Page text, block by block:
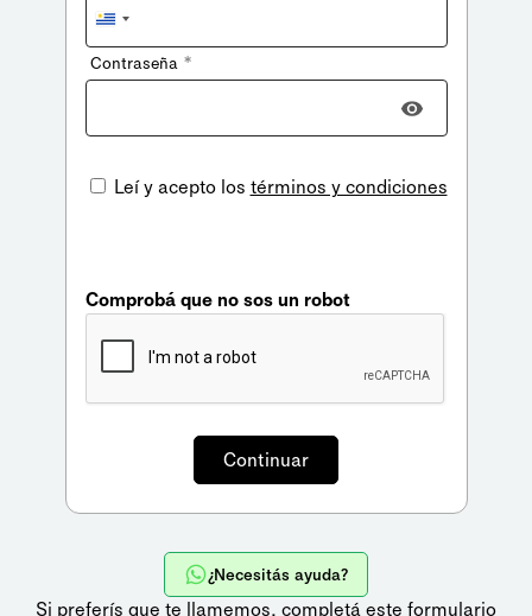
Uruguay
+598
Contraseña *
Leí y acepto los términos y condiciones
Comprobá que no sos un robot
¿Necesitás ayuda?
Si preferís que te llamemos, completá este formulario